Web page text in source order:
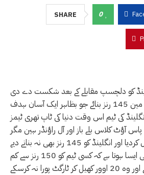
SHARE 0
کو دلچسپ مقابلے کے بعد شکست دے دی
پاکستان نے پہلی اننگ مین 145 رنز بنائے جو بظاہر ایک آسان ہدف
کی ٹیم اس وقت دنیا کی ٹاپ تھری ٹیمز
آؤٹ کلاس بلے باز اور آل راؤنڈر ہین مگر
کو 145 رنز بھی نہ بنانے دیے
کرکٹ کی تاریخ میں کم ہی ایسا ہوتا ہے کہ کسی ٹیم کو 150 رنز سے کم
پورا نہ کرسکے